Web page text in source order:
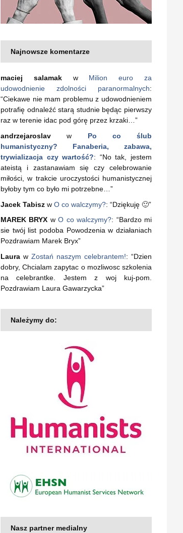
Najnowsze komentarze
maciej salamakw Milion euro za
udowodnienie zdolności paranormalnych:
“Ciekawe nie mam problemu z udowodnieniem
potrafię odnaleźć starą studnie będąc pierwszy
raz w terenie idac pod górę przez krzaki… ”
andrzejaroslav w Po co ślub
humanistyczny? Fanaberia, zabawa,
trywializacja czy wartość?: “No tak, jestem
ateistą i zastanawiam się czy celebrowanie
miłości, w trakcie uroczystości humanistycznej
byłoby tym co było mi potrzebne… ”
Jacek Tabisz w O co walczymy?: “Dziękuję 🙂”
MAREK BRYX wO co walczymy?: “Bardzo mi
sie twój list podoba Powodzenia w działaniach
Pozdrawiam Marek Bryx”
Laura w Zostań naszym celebrantem!: “Dzien
dobry, Chcialam zapytac o mozliwosc szkolenia
na celebrantke. Jestem z woj kuj-pom.
Pozdrawiam Laura Gawarzycka”
Należymy do:
Nasz partner medialny